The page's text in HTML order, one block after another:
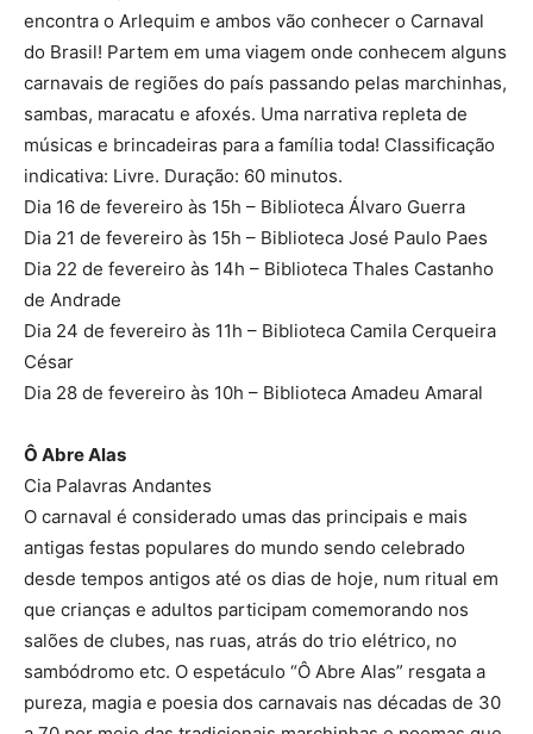
encontra o Arlequim e ambos vão conhecer o Carnaval
do Brasil! Partem em uma viagem onde conhecem alguns
carnavais de regiões do país passando pelas marchinhas,
sambas, maracatu e afoxés. Uma narrativa repleta de
músicas e brincadeiras para a família toda! Classificação
indicativa: Livre. Duração: 60 minutos.
Dia 16 de fevereiro às 15h – Biblioteca Álvaro Guerra
Dia 21 de fevereiro às 15h – Biblioteca José Paulo Paes
Dia 22 de fevereiro às 14h – Biblioteca Thales Castanho
de Andrade
Dia 24 de fevereiro às 11h – Biblioteca Camila Cerqueira
César
Dia 28 de fevereiro às 10h – Biblioteca Amadeu Amaral
Ô Abre Alas
Cia Palavras Andantes
O carnaval é considerado umas das principais e mais
antigas festas populares do mundo sendo celebrado
desde tempos antigos até os dias de hoje, num ritual em
que crianças e adultos participam comemorando nos
salões de clubes, nas ruas, atrás do trio elétrico, no
sambódromo etc. O espetáculo “Ô Abre Alas” resgata a
pureza, magia e poesia dos carnavais nas décadas de 30